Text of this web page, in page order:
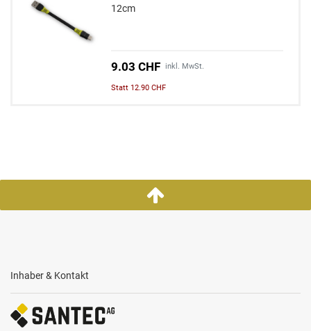
12cm
9.03 CHF inkl. MwSt.
Statt 12.90 CHF
Inhaber & Kontakt